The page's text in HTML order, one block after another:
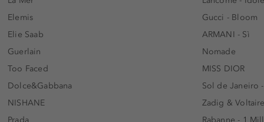
Elemis
Elie Saab
Guerlain
Too Faced
Dolce&Gabbana
NISHANE
Gucci - Bloom
ARMANI - Sì
Nomade
MISS DIOR
Sol de Janeiro
Zadig &